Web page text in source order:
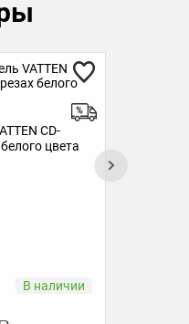
CD-
цвета
В наличии